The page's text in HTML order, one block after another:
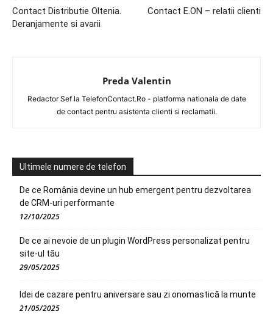
Contact Distributie Oltenia.
Deranjamente si avarii
Contact E.ON – relatii clienti
Preda Valentin
Redactor Sef la TelefonContact.Ro - platforma nationala de date
de contact pentru asistenta clienti si reclamatii.
Ultimele numere de telefon
De ce România devine un hub emergent pentru dezvoltarea
de CRM-uri performante
12/10/2025
De ce ai nevoie de un plugin WordPress personalizat pentru
site-ul tău
29/05/2025
Idei de cazare pentru aniversare sau zi onomastică la munte
21/05/2025